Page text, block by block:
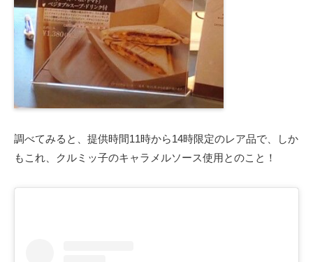
調べてみると、提供時間11時から14時限定のレア品で、しか
もこれ、クルミッ子のキャラメルソース使用とのこと！